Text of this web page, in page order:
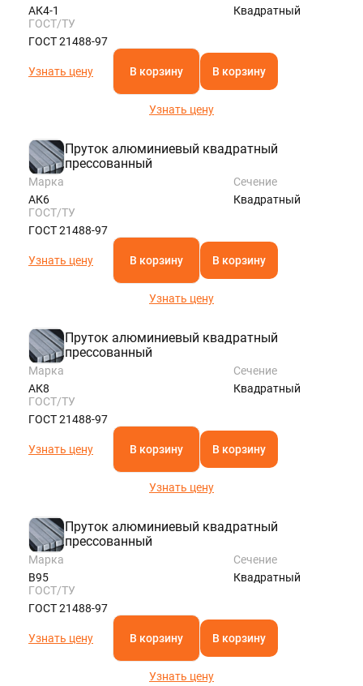
АК4-1
Квадратный
ГОСТ/ТУ
ГОСТ 21488-97
Узнать цену В корзину В корзину
Узнать цену
Пруток алюминиевый квадратный
прессованный
Марка
АК6
Сечение
Квадратный
ГОСТ/ТУ
ГОСТ 21488-97
Узнать цену В корзину В корзину
Узнать цену
Пруток алюминиевый квадратный
прессованный
Марка
АК8
Сечение
Квадратный
ГОСТ/ТУ
ГОСТ 21488-97
Узнать цену В корзину В корзину
Узнать цену
Пруток алюминиевый квадратный
прессованный
Марка
В95
Сечение
Квадратный
ГОСТ/ТУ
ГОСТ 21488-97
Узнать цену В корзину В корзину
Узнать цену